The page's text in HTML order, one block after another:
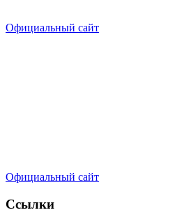
Официальный сайт
Официальный сайт
Ссылки